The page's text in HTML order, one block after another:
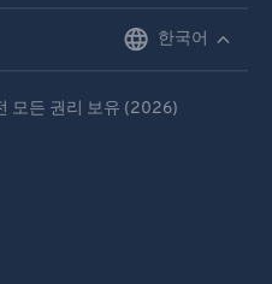
한국어
모든 권리 보유 (2026)